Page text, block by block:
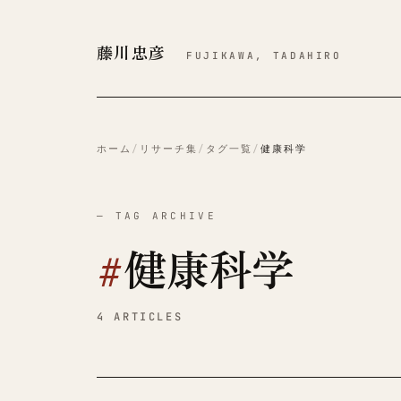
藤川忠彦 FUJIKAWA, TADAHIRO
ホーム / リサーチ集 / タグ一覧 / 健康科学
— TAG ARCHIVE
#健康科学
4 ARTICLES